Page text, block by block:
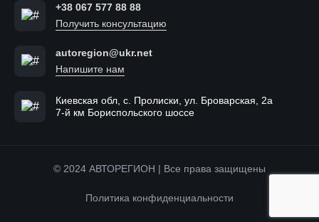
+38 067 577 88 88
Получить консультацию
autoregion@ukr.net
Напишите нам
Киевская обл, с. Пролиски, ул. Броварская, 2а
7-й км Бориспольского шоссе
© 2024 АВТОРЕГИОН | Все права защищены
Политика конфиденциальности